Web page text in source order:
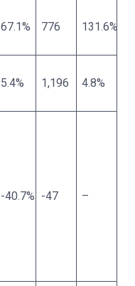
67.1% 776 131.6%
5.4% 1,196 4.8%
-40.7% -47 –